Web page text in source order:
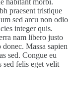
habitant morbi.
praesent tristique
sed arcu non odio
integer quis.
nam libero justo
Massa sapien
sed. Congue eu
sed felis eget velit